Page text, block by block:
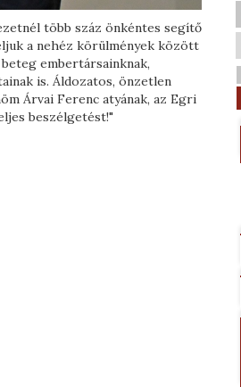
több száz önkéntes segítő
a nehéz körülmények között
embertársainknak,
is. Áldozatos, önzetlen
Árvai Ferenc atyának, az Egri
beszélgetést!"